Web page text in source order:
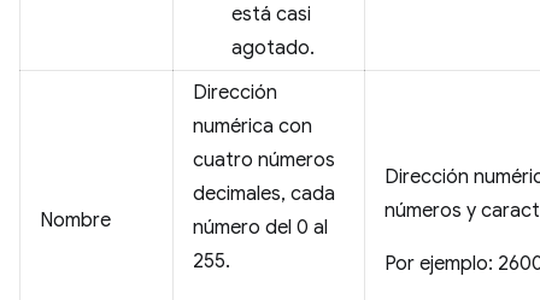
está casi
agotado.
Nombre
Dirección
numérica con
cuatro números
decimales, cada
número del 0 al
255.
Dirección
números y
Por ejemplo: